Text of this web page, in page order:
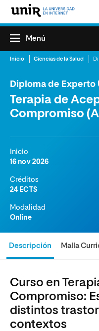
Menú
Inicio Ciencias de la Salud
Diploma de Experto
Terapia de
Compromiso
Inicio
16 nov 2026
Créditos
24 ECTS
Modalidad
Online
Descripción Malla
Curso en
Compromiso:
distintos
contextos